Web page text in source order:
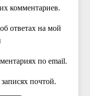
комментариев.
ответах на мой
по email.
почтой.